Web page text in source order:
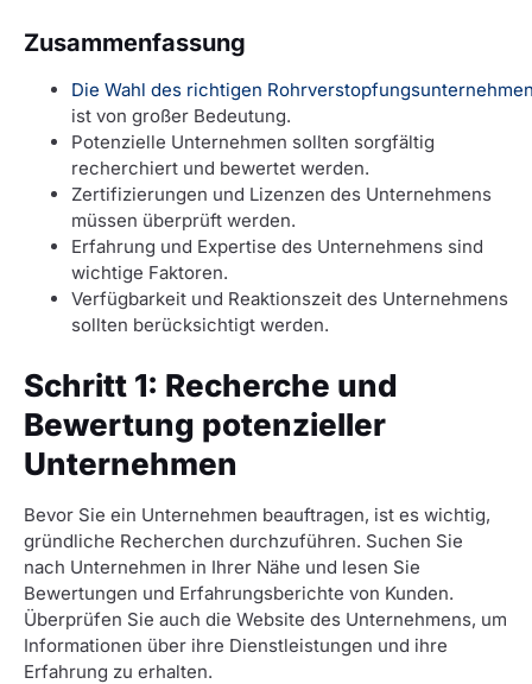
Zusammenfassung
Die Wahl des richtigen
ist von großer Bedeutung.
Potenzielle Unternehmen sollten sorgfältig
recherchiert und bewertet werden.
Zertifizierungen und Lizenzen des Unternehmens
müssen überprüft werden.
Erfahrung und Expertise des Unternehmens sind
wichtige Faktoren.
Verfügbarkeit und Reaktionszeit des Unternehmens
sollten berücksichtigt werden.
Schritt 1: Recherche und
Bewertung potenzieller
Unternehmen
Bevor Sie ein Unternehmen beauftragen, ist es wichtig,
gründliche Recherchen durchzuführen. Suchen Sie
nach Unternehmen in Ihrer Nähe und lesen Sie
Bewertungen und Erfahrungsberichte von Kunden.
Überprüfen Sie auch die Website des Unternehmens, um
Informationen über ihre Dienstleistungen und ihre
Erfahrung zu erhalten.